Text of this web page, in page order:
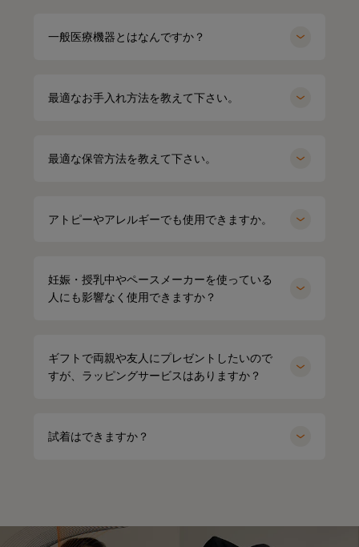
一般医療機器とはなんですか？
最適なお手入れ方法を教えて下さい。
最適な保管方法を教えて下さい。
アトピーやアレルギーでも使用できますか。
妊娠・授乳中やペースメーカーを使っている
人にも影響なく使用できますか？
ギフトで両親や友人にプレゼントしたいので
すが、ラッピングサービスはありますか？
試着はできますか？
クルーネック（カーキ）Mサイズ
パーカー（グレー）LLサイズ